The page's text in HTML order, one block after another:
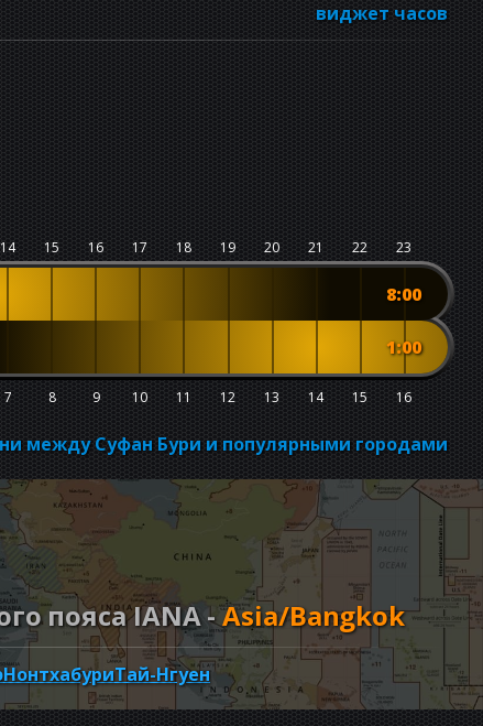
виджет часов
14 15 16 17 18 19 20 21 22 23
8:00
7 8 9 10 11 12 13 14 15 16
1:00
между Суфан Бури и популярными городами
пояса IANA -Asia/Bangkok
НонтхабуриТай-Нгуен